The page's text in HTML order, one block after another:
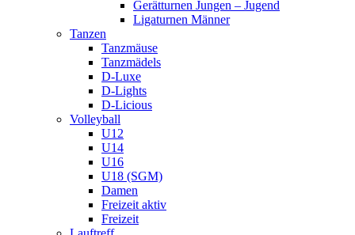
Gerätturnen Jungen – Jugend
Ligaturnen Männer
Tanzen
Tanzmäuse
Tanzmädels
D-Luxe
D-Lights
D-Licious
Volleyball
U12
U14
U16
U18 (SGM)
Damen
Freizeit aktiv
Freizeit